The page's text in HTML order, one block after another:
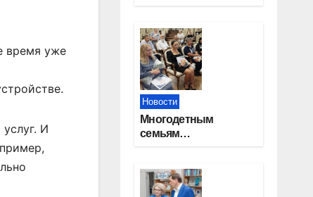
время уже
И
Новости
Многодетным
семьям
сертификаты на
приобретение